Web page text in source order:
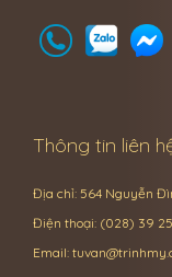
Thông tin liên
Địa chỉ: 564 Nguyễn
Điện thoại: (028) 39
Email: